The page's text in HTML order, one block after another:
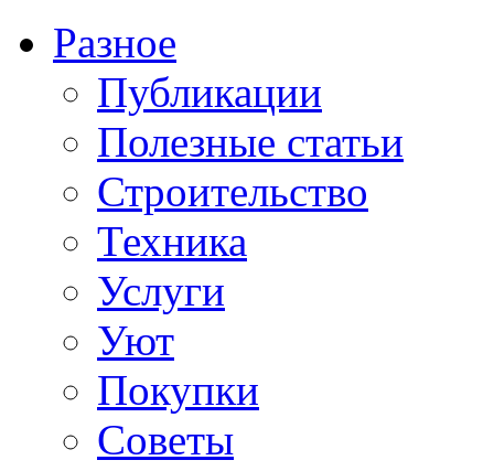
Разное
Публикации
Полезные статьи
Строительство
Техника
Услуги
Уют
Покупки
Советы